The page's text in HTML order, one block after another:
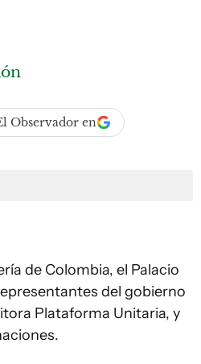
Observador en
de Colombia, el Palacio
del gobierno
Plataforma Unitaria, y